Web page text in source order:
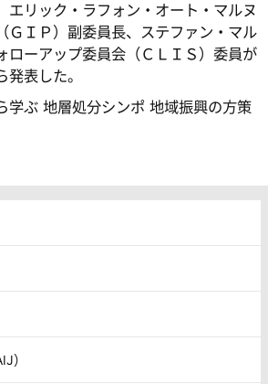
エリック・ラフォン・オート・マルヌ
ＧＩＰ）副委員長、ステファン・マル
ローアップ委員会（ＣＬＩＳ）委員が
表した。
）